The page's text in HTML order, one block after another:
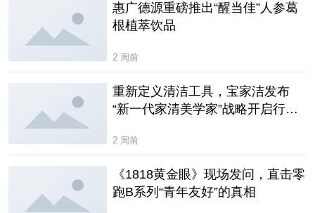
惠广德源重磅推出“醒当佳”人参葛
根植萃饮品
2 周前
重新定义清洁工具，宝家洁发布
“新一代家清美学家”战略开启行业
2 周前
《1818黄金眼》现场发问，直击零
跑B系列“青年友好”的真相